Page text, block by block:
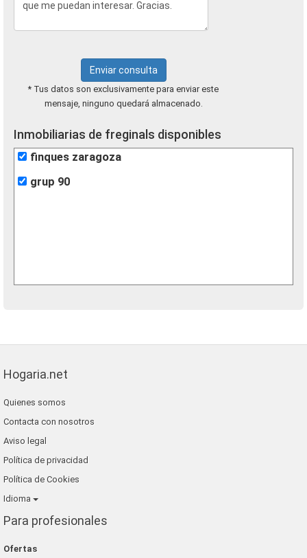
Enviar consulta
* Tus datos son exclusivamente para enviar este
mensaje, ninguno quedará almacenado.
Inmobiliarias de freginals disponibles
finques zaragoza
grup 90
Hogaria.net
Quienes somos
Contacta con nosotros
Aviso legal
Política de privacidad
Política de Cookies
Idioma
Para profesionales
Ofertas